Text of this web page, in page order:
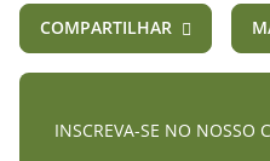
COMPARTILHAR
INSCREVA-SE NO NOSSO